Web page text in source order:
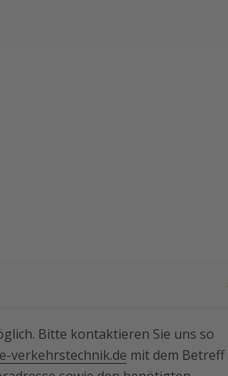
Bitte kontaktieren Sie uns so
verkehrstechnik.de mit dem Betreff